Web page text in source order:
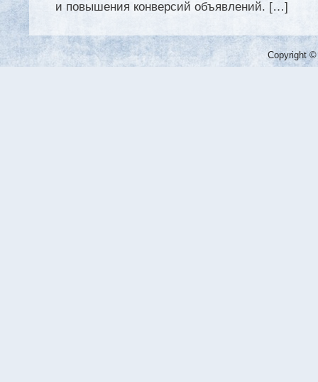
и повышения конверсий объявлений. […]
Copyright ©